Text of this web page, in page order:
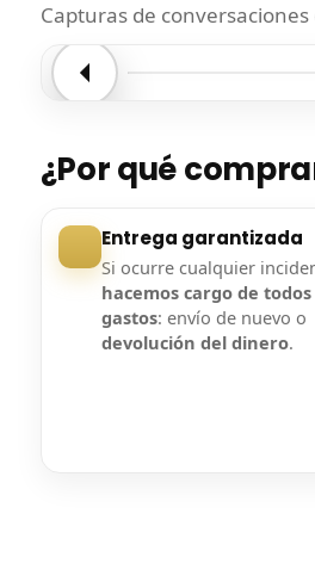
Capturas de
¿Por qué
Entrega garantizada
Si ocurre cualquier
hacemos cargo de todos
gastos: envío de nuevo o
devolución del dinero.